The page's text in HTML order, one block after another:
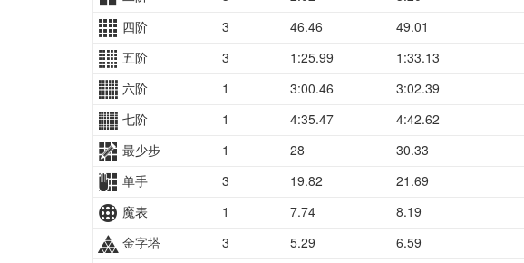
四阶 3 46.46 49.01
五阶 3 1:25.99 1:33.13
六阶 1 3:00.46 3:02.39
七阶 1 4:35.47 4:42.62
最少步 1 28 30.33
单手 3 19.82 21.69
魔表 1 7.74 8.19
金字塔 3 5.29 6.59